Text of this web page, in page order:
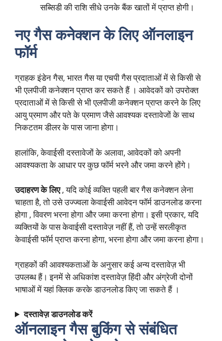
सब्सिडी की राशि सीधे उनके बैंक खातों में प्राप्त होगी।
नए गैस कनेक्शन के लिए ऑनलाइन
फॉर्म
ग्राहक इंडेन गैस, भारत गैस या एचपी गैस प्रदाताओं में से किसी से
भी एलपीजी कनेक्शनप्राप्त कर सकते हैं । आवेदकों को उपरोक्त
प्रदाताओं में से किसी से भी एलपीजी कनेक्शन प्राप्त करने के लिए
आयु प्रमाण और पते के प्रमाण जैसे आवश्यक दस्तावेजों के साथ
निकटतम डीलर के पास जाना होगा।
हालांकि, केवाईसी दस्तावेजों के अलावा, आवेदकों को अपनी
आवश्यकता के आधार पर कुछ फॉर्म भरने और जमा करने होंगे।
उदाहरण के लिए, यदि कोई व्यक्ति पहली बार गैस कनेक्शन लेना
चाहता है, तो उसेउज्ज्वला केवाईसी आवेदन फॉर्मडाउनलोड करना
होगा , विवरण भरना होगा और जमा करना होगा। इसी प्रकार, यदि
व्यक्तियों के पास केवाईसी दस्तावेज़ नहीं हैं, तो उन्हें सरलीकृत
केवाईसी फॉर्म प्राप्त करना होगा, भरना होगा और जमा करना होगा।
ग्राहकों की आवश्यकताओं के अनुसार कई अन्य दस्तावेज़ भी
उपलब्ध हैं। इनमें से अधिकांश दस्तावेज़ हिंदी और अंग्रेजी दोनों
भाषाओं मेंयहां क्लिककरके डाउनलोड किए जा सकते हैं ।
दस्तावेज़ डाउनलोड करें
ऑनलाइन गैस बुकिंग से संबंधित